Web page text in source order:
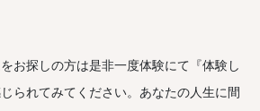
お探しの方は是非一度体験にて『体験し
られてみてください。あなたの人生に間